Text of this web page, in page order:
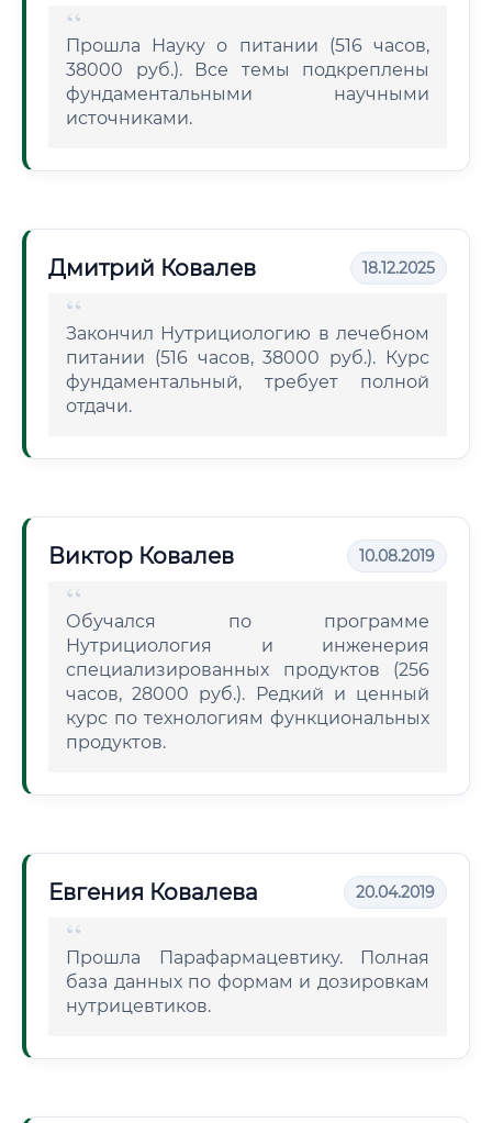
Прошла Науку о питании (516 часов,
38000 руб.). Все темы подкреплены
фундаментальными научными
источниками.
Дмитрий Ковалев 18.12.2025
Закончил Нутрициологию в лечебном
питании (516 часов, 38000 руб.). Курс
фундаментальный, требует полной
отдачи.
Виктор Ковалев 10.08.2019
Обучался по программе
Нутрициология и инженерия
специализированных продуктов (256
часов, 28000 руб.). Редкий и ценный
курс по технологиям функциональных
продуктов.
Евгения Ковалева 20.04.2019
Прошла Парафармацевтику. Полная
база данных по формам и дозировкам
нутрицевтиков.